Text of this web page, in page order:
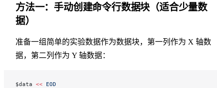
方法一：手动创建命令行数据块（适合少量数
据）
准备一组简单的实验数据作为数据块，第一列作为 X 轴数
据，第二列作为 Y 轴数据：
$data << EOD